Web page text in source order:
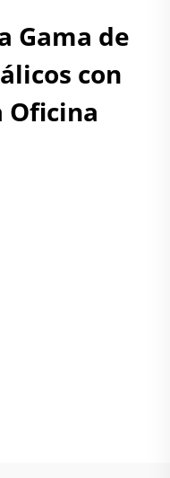
Gama de
con
Oficina